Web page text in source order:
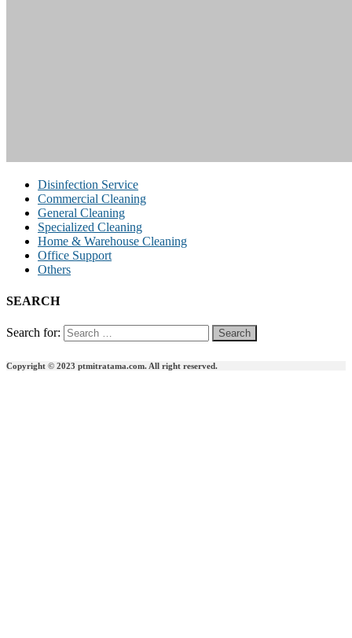
Disinfection Service
Commercial Cleaning
General Cleaning
Specialized Cleaning
Home & Warehouse Cleaning
Office Support
Others
SEARCH
Search for:
Copyright © 2023 ptmitratama.com. All right reserved.